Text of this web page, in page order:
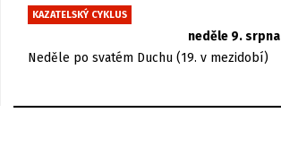
KAZATELSKÝ CYKLUS
neděle 9. srpna
Neděle po svatém Duchu (19. v mezidobí)